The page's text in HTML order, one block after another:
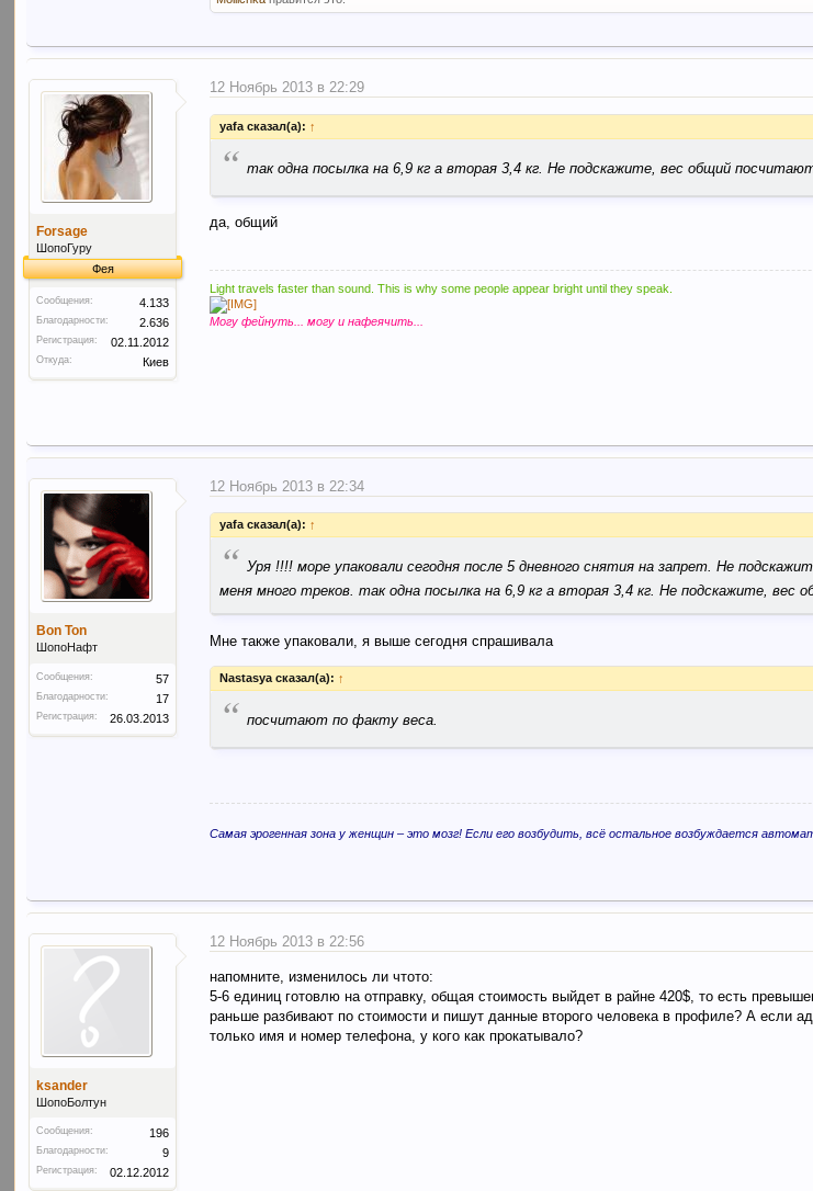
Forsage
ШопоГуру
Фея
Сообщения: 4.133
Благодарности: 2.636
Регистрация: 02.11.2012
Откуда: Киев
12 Ноябрь 2013 в 22:29
yafa сказал(а): ↑
“ так одна посылка на 6,9 кг а вторая 3,4 кг. Не подскажите, вес общий
да, общий
Light travels faster than sound. This is why some people appear bright until they speak.
Могу фейнуть... могу и нафеячить...
Bon Ton
ШопоНафт
Сообщения: 57
Благодарности: 17
Регистрация: 26.03.2013
12 Ноябрь 2013 в 22:34
yafa сказал(а): ↑
“ Уря !!!! море упаковали сегодня после 5 дневного снятия на запрет. Не
меня много треков. так одна посылка на 6,9 кг а вторая 3,4 кг. Не подскажите, вес
Мне также упаковали, я выше сегодня спрашивала
Nastasya сказал(а): ↑
“ посчитают по факту веса.
Самая эрогенная зона у женщин – это мозг! Если его возбудить, всё остальное возбуждается
ksander
ШопоБолтун
Сообщения: 196
Благодарности: 9
Регистрация: 02.12.2012
12 Ноябрь 2013 в 22:56
напомните, изменилось ли чтото:
5-6 единиц готовлю на отправку, общая стоимость выйдет в райне 420$, то есть
раньше разбивают по стоимости и пишут данные второго человека в профиле? А если
только имя и номер телефона, у кого как прокатывало?